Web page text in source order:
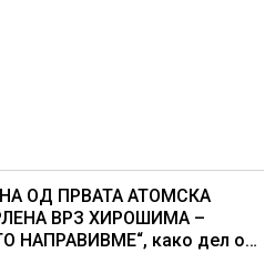
ОД ПРВАТА АТОМСКА
ВРЗ ХИРОШИМА –
НАПРАВИВМЕ“, како дел од